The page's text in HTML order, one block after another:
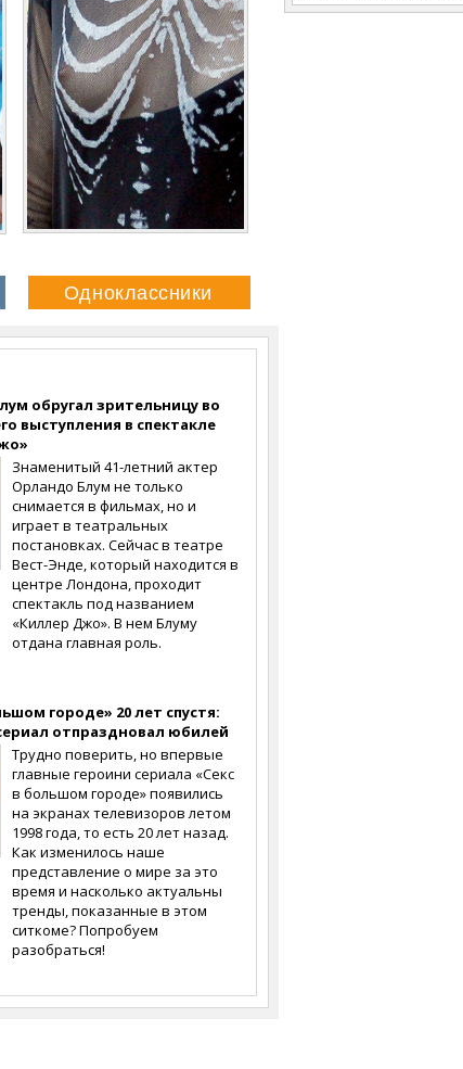
обругал зрительницу во
выступления в спектакле
Знаменитый 41-летний актер
Орландо Блум не только
снимается в фильмах, но и
играет в театральных
постановках. Сейчас в театре
Вест-Энде, который находится в
центре Лондона, проходит
спектакль под названием
«Киллер Джо». В нем Блуму
отдана главная роль.
городе» 20 лет спустя:
отпраздновал юбилей
Трудно поверить, но впервые
главные героини сериала «Секс
в большом городе» появились
на экранах телевизоров летом
1998 года, то есть 20 лет назад.
Как изменилось наше
представление о мире за это
время и насколько актуальны
тренды, показанные в этом
ситкоме? Попробуем
разобраться!